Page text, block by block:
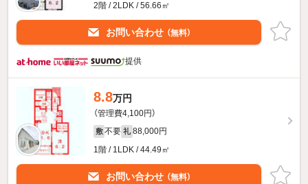
2階 / 2LDK / 56.66㎡
お問い合わせ （無料）
提供
8.8万円
（管理費4,100円）
敷 不要 礼 88,000円
1階 / 1LDK / 44.49㎡
お問い合わせ （無料）